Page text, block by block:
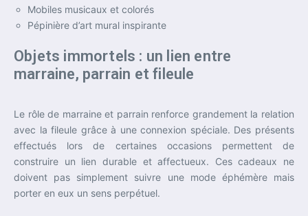
Mobiles musicaux et colorés
Pépinière d’art mural inspirante
Objets immortels : un lien entre
marraine, parrain et fileule
Le rôle de marraine et parrain renforce grandement la relation
avec la fileule grâce à une connexion spéciale. Des présents
effectués lors de certaines occasions permettent de
construire un lien durable et affectueux. Ces cadeaux ne
doivent pas simplement suivre une mode éphémère mais
porter en eux un sens perpétuel.